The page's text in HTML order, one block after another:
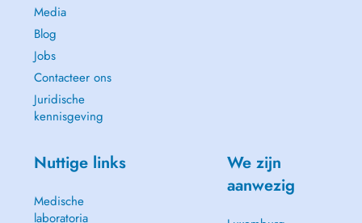
Media
Blog
Jobs
Contacteer ons
Juridische
kennisgeving
Nuttige links
Medische
laboratoria
We zijn
aanwezig